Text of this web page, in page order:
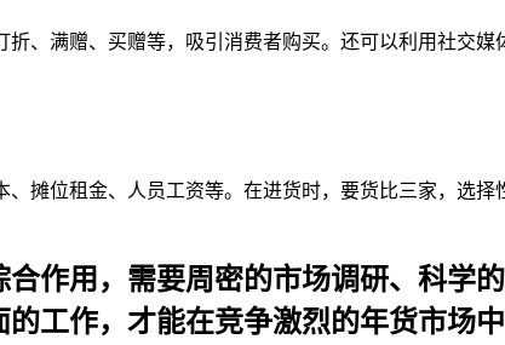
、满赠、买赠等，吸引消费者购买。还可以利用社交
摊位租金、人员工资等。在进货时，要货比三家，选
作用，需要周密的市场调研、科学
工作，才能在竞争激烈的年货市场